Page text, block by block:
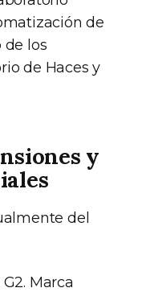
de
de los
de Haces y
y
del
Marca